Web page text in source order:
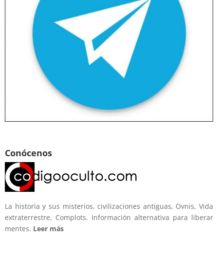
Conócenos
La historia y sus misterios, civilizaciones antiguas, Ovnis, Vida
extraterrestre, Complots. Información alternativa para liberar
mentes. Leer más